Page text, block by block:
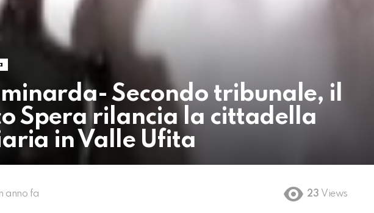
Secondo tribunale, il
Spera rilancia la cittadella
in Valle Ufita
anno fa 23 Views